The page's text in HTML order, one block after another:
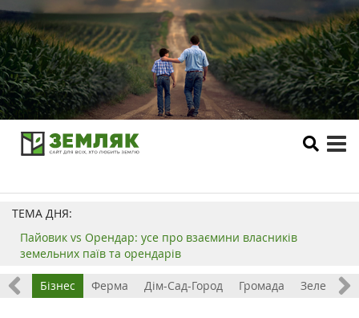
ТЕМА ДНЯ:
Пайовик vs Орендар: усе про взаємини власників
земельних паїв та орендарів
Бізнес Ферма Дім-Сад-Город Громада Зелений